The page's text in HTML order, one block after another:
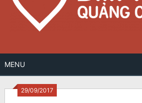
MENU
29/09/2017